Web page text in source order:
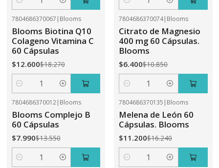
Cantidad Cantidad
7804686370067 | Blooms
Blooms Biotina Q10
Colageno Vitamina C
60 Cápsulas
$12.600$18.270
Cantidad
7804686370074| Blooms
Citrato de Magnesio
400 mg 60 Cápsulas.
Blooms
$6.400$10.850
Cantidad
7804686370012| Blooms
Blooms Complejo B
60 Cápsulas
$7.990$13.550
Cantidad
7804686370135 | Blooms
Melena de León 60
Cápsulas. Blooms
$11.200$16.240
Cantidad